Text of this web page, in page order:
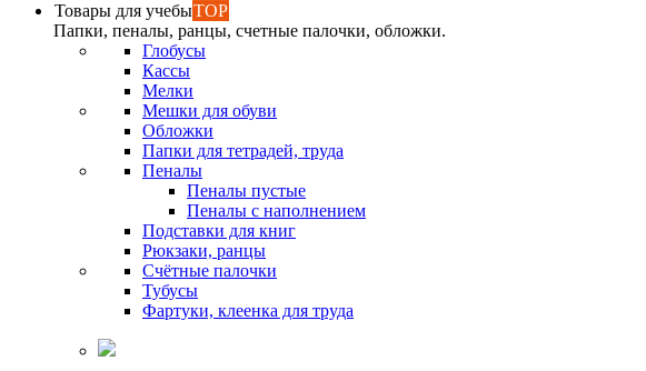
Товары для учебыTOP
Папки, пеналы, ранцы, счетные палочки, обложки.
Глобусы
Кассы
Мелки
Мешки для обуви
Обложки
Папки для тетрадей, труда
Пеналы
Пеналы пустые
Пеналы с наполнением
Подставки для книг
Рюкзаки, ранцы
Счётные палочки
Тубусы
Фартуки, клеенка для труда